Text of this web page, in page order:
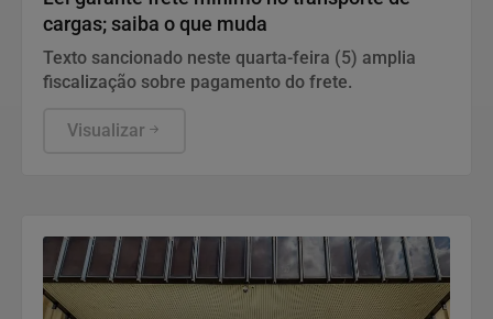
cargas; saiba o que muda
Texto sancionado neste quarta-feira (5) amplia
fiscalização sobre pagamento do frete.
Visualizar